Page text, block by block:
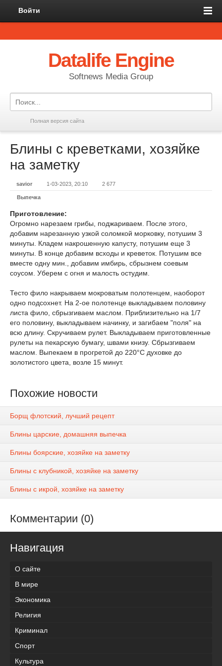
Войти
Datalife Engine
Softnews Media Group
Полная версия сайта
Блины с креветками, хозяйке
на заметку
savior 1-03-2023, 20:10 2 677
Выпечка
Приготовление:
Огромно нарезаем грибы, поджариваем. После этого,
добавим нарезанную узкой соломкой морковку, потушим 3
минуты. Кладем накрошенную капусту, потушим еще 3
минуты. В конце добавим всходы и креветок. Потушим все
вместе одну мин., добавим имбирь, сбрызнем соевым
соусом. Уберем с огня и малость остудим.
Тесто фило накрываем мокроватым полотенцем, наоборот
одно подсохнет. На 2-ое полотенце выкладываем половину
листа фило, сбрызгиваем маслом. Приблизительно на 1/7
его половину, выкладываем начинку, и загибаем "поля" на
всю длину. Скручиваем рулет. Выкладываем приготовленные
рулеты на пекарскую бумагу, швами книзу. Сбрызгиваем
маслом. Выпекаем в прогретой до 220°C духовке до
золотистого цвета, возле 15 минут.
Похожие новости
Борщ флотский, лучший рецепт
Блины царские, домашняя выпечка
Блины боярские, хозяйке на заметку
Блины с клубникой, хозяйке на заметку
Блины с икрой, хозяйке на заметку
Комментарии (0)
Навигация
О сайте
В мире
Экономика
Религия
Криминал
Спорт
Культура